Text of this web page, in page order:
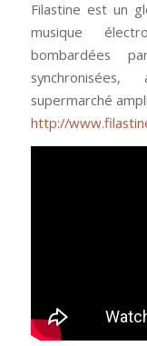
Filastine est un
musique
bombardées
supermarché
http://